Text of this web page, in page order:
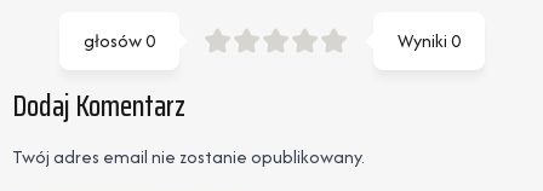
Wyniki0
głosów0
Dodaj Komentarz
Twój adres email nie zostanie opublikowany.